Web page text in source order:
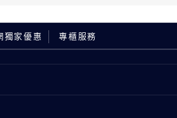
覺瞬間隱形
清爽不泛油光
Xanthan Gum,
Capryl Glucoside
更新，請參閱產品包裝上的產
內容。
獨家優惠 專櫃服務